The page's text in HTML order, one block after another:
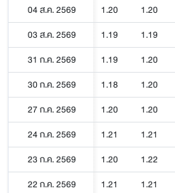
04 ส.ค. 2569
1.20 1.20
03 ส.ค. 2569
1.19 1.19
31 ก.ค. 2569
1.19 1.20
30 ก.ค. 2569
1.18 1.20
27 ก.ค. 2569
1.20 1.20
24 ก.ค. 2569
1.21 1.21
23 ก.ค. 2569
1.20 1.22
22 ก.ค. 2569
1.21 1.21